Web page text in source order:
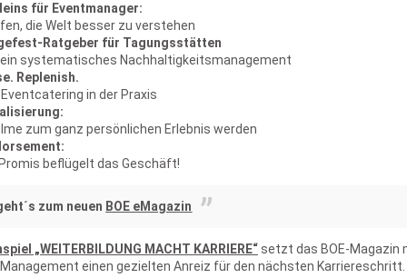
für Eventmanager:
die Welt besser zu verstehen
Ratgeber für Tagungsstätten
systematisches Nachhaltigkeits­­management
Replenish.
in der Praxis
zum ganz persönlichen Erlebnis werden
beflügelt das Geschäft!
zum neuen BOE eMagazin
„WEITERBILDUNG MACHT KARRIERE“setzt das BOE-Magazin
einen gezielten Anreiz für den nächsten Karriereschritt.